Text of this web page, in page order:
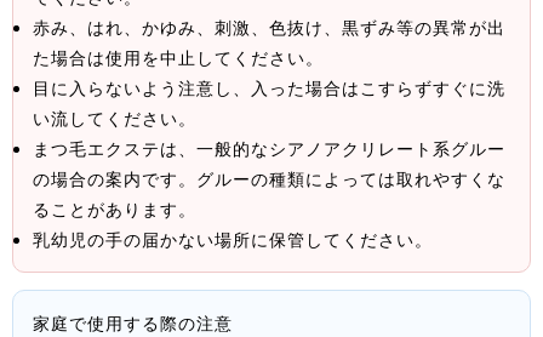
赤み、はれ、かゆみ、刺激、色抜け、黒ずみ等の異常が出
た場合は使用を中止してください。
目に入らないよう注意し、入った場合はこすらずすぐに洗
い流してください。
まつ毛エクステは、一般的なシアノアクリレート系グルー
の場合の案内です。グルーの種類によっては取れやすくな
ることがあります。
乳幼児の手の届かない場所に保管してください。
家庭で使用する際の注意